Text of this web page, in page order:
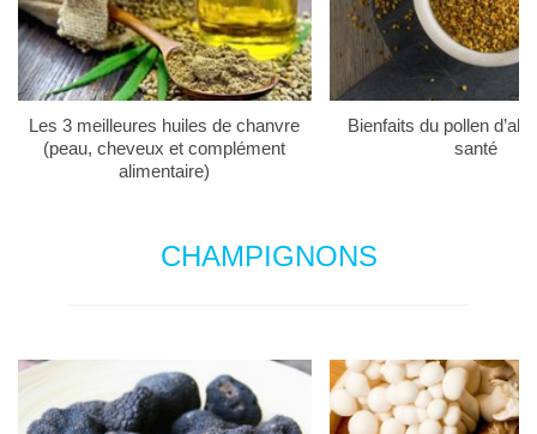
Les 3 meilleures huiles de chanvre
(peau, cheveux et complément
alimentaire)
Bienfaits du pollen
santé
CHAMPIGNONS